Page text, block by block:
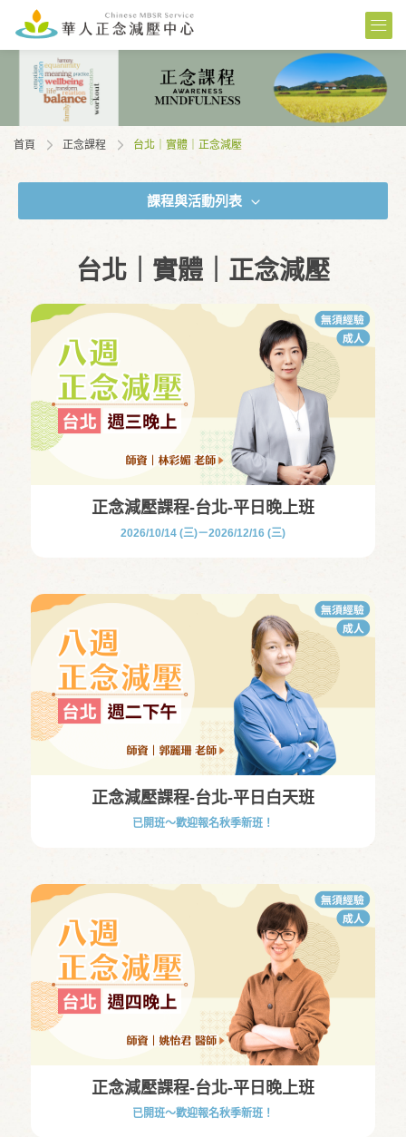
首頁 正念課程 台北｜實體｜正念減壓
課程與活動列表
台北｜實體｜正念減壓
正念減壓課程-台北-平日晚上班
2026/10/14 (三)－2026/12/16 (三)
正念減壓課程-台北-平日白天班
已開班～歡迎報名秋季新班！
正念減壓課程-台北-平日晚上班
已開班～歡迎報名秋季新班！